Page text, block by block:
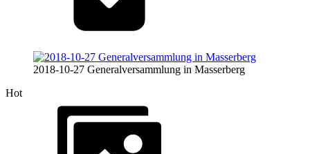
2018-10-27 Generalversammlung in Masserberg
Hot